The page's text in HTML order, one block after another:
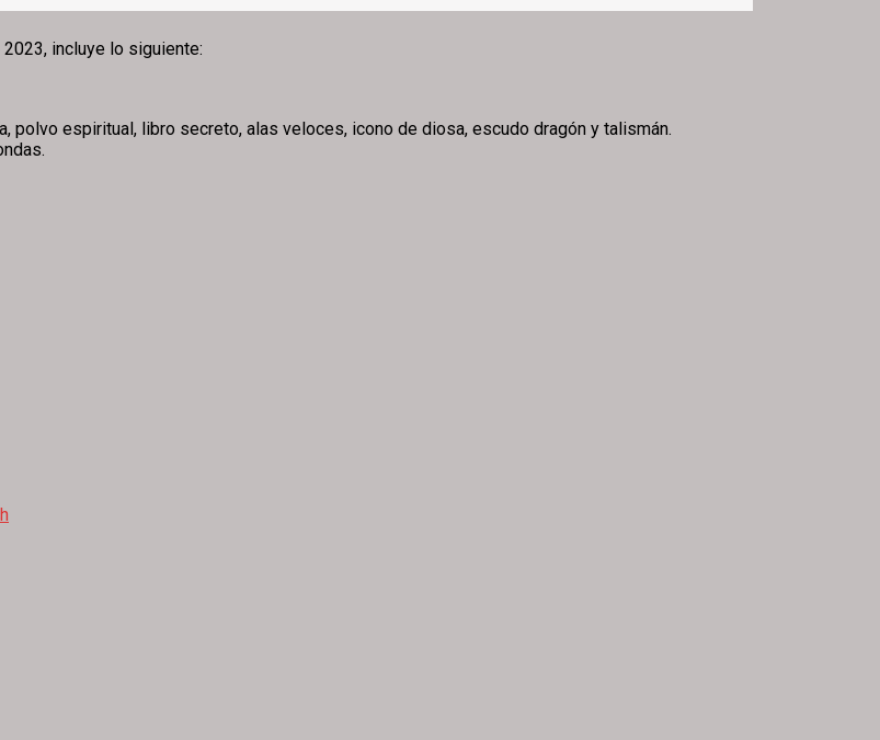
incluye lo siguiente:
polvo espiritual, libro secreto, alas veloces, icono de diosa, escudo dragón y talismán.